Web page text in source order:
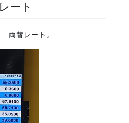
ート
両替レート。